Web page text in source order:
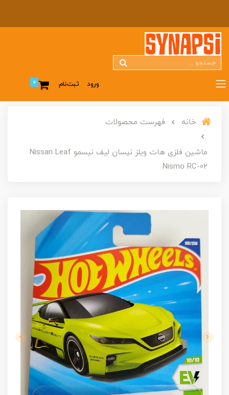
ورود ثبت‌نام 0
خانه فهرست محصولات
ماشین فلزی هات ویلز نیسان لیف نیسمو Nissan Leaf
Nismo RC-02